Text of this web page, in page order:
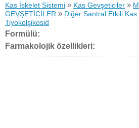
Kas İskelet Sistemi » Kas Gevşeticiler »
GEVŞETİCİLER » Diğer Santral Etkili
Tiyokolşikosid
Formülü:
Farmakolojik özellikleri: